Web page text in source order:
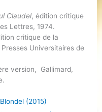
Claudel, édition critique
Lettres, 1974.
critique de la
Presses Universitaires de
version, Gallimard,
(2015)